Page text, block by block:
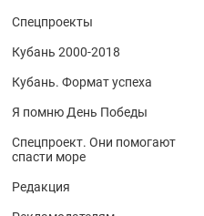
Спецпроекты
Кубань 2000-2018
Кубань. Формат успеха
Я помню День Победы
Спецпроект. Они помогают
спасти море
Редакция